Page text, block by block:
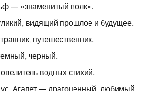
— «знаменитый волк».
видящий прошлое и будущее.
путешественник.
черный.
водных стихий.
Агапет — драгоценный, любимый.